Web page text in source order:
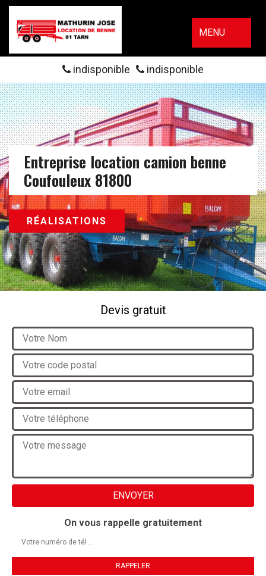
MENU
indisponible indisponible
Entreprise location camion benne
Coufouleux 81800
RÉALISATIONS
Devis gratuit
On vous rappelle gratuitement